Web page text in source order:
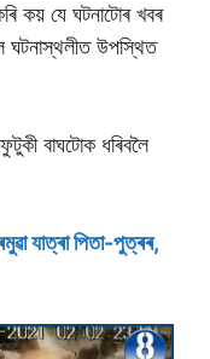
কয় যে ঘটনাটোৰ খবৰ
ঘটনাস্থলীত উপস্থিত
বাঘটোক ধৰিবলৈ
যাত্ৰা পিতা-পুত্ৰৰ,